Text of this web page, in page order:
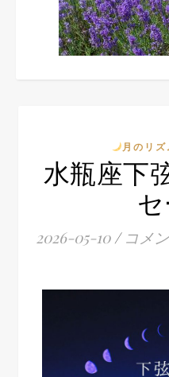
月のリ
水瓶座下
2026-05-10 / コメ